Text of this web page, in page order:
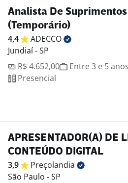
Analista De Suprimentos
(Temporário)
4,4
ADECCO
Jundiaí - SP
R$ 4.652,00
Entre 3 e 5 anos
Presencial
APRESENTADOR(A) DE
CONTEÚDO DIGITAL
3,9
Preçolandia
São Paulo - SP